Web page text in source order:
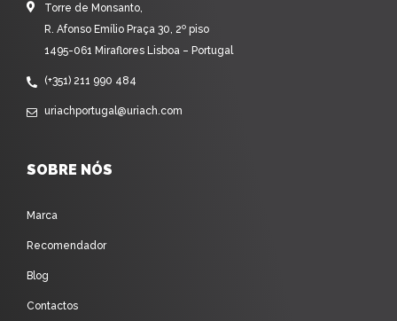
Torre de Monsanto,
R. Afonso Emílio Praça 30, 2º piso
1495-061 Miraflores Lisboa – Portugal
(+351) 211 990 484
uriachportugal@uriach.com
SOBRE NÓS
Marca
Recomendador
Blog
Contactos